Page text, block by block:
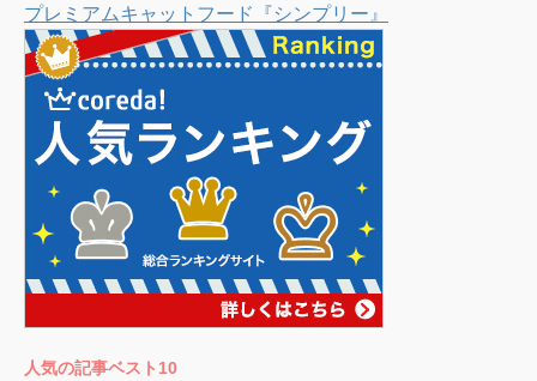
プレミアムキャットフード『シンプリー』
人気の記事ベスト10